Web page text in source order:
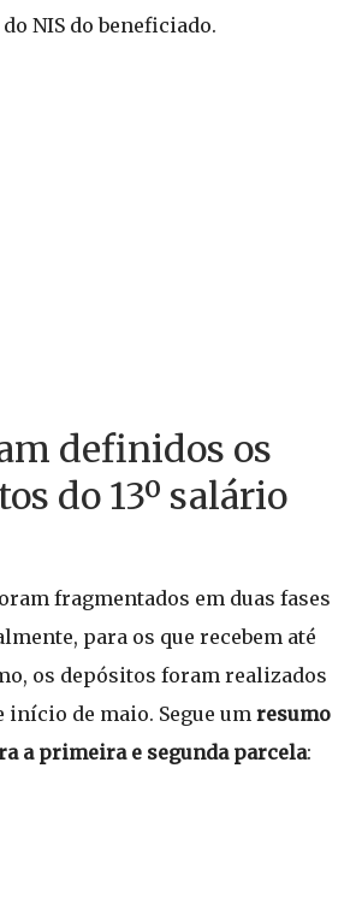
NIS do beneficiado.
definidos os
do 13º salário
fragmentados em duas fases
para os que recebem até
os depósitos foram realizados
de maio. Segue um resumo
a primeira e segunda parcela: